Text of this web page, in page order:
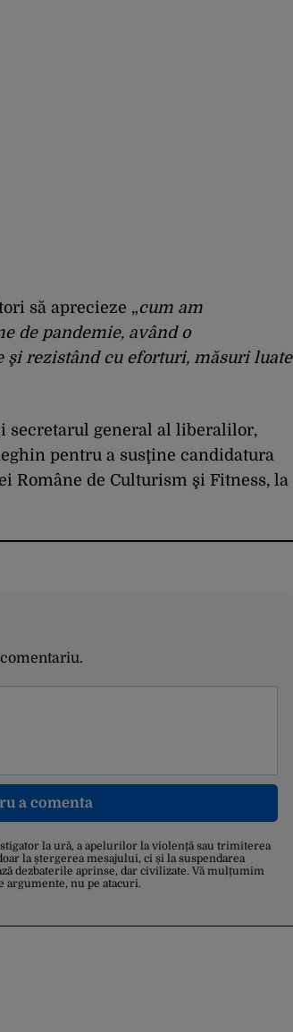
să aprecieze „cum am
de pandemie, având o
rezistând cu eforturi, măsuri luate
secretarul general al liberalilor,
pentru a susţine candidatura
Române de Culturism şi Fitness, la
a comenta
la ură, a apelurilor la violență sau trimiterea
la ștergerea mesajului, ci și la suspendarea
dezbaterile aprinse, dar civilizate. Vă mulțumim
argumente, nu pe atacuri.